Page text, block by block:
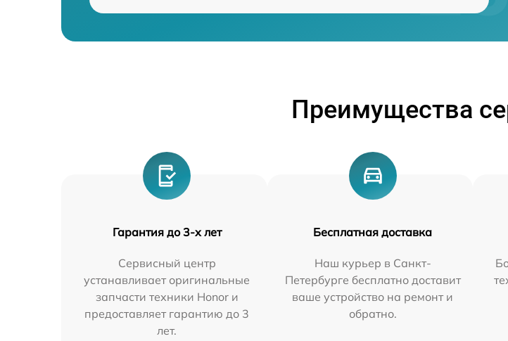
Преимущества
Гарантия до 3-х лет
Сервисный центр
устанавливает оригинальные
запчасти техники Honor и
предоставляет гарантию до 3
лет.
Бесплатная доставка
Наш курьер в Санкт-
Петербурге бесплатно доставит
ваше устройство на ремонт и
обратно.